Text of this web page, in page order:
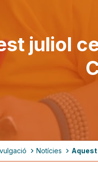
juliol
Notícies Aquest